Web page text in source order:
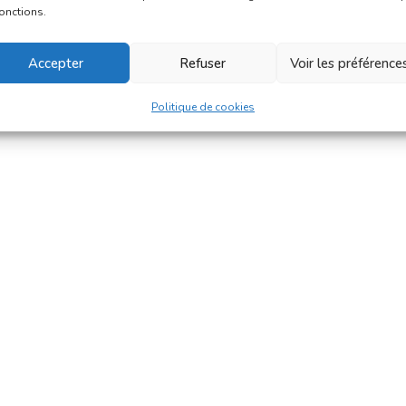
Accepter Refuser Voir les
Politique de cookies